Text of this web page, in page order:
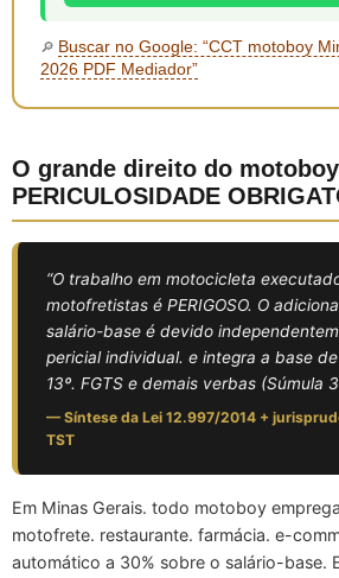
🔎 Buscar no Google: “CCT motoboy
2026 PDF Mediador”
O grande direito do
PERICULOSIDADE
“O trabalho em motocicleta
motofretistas é PERIGOSO. O
salário-base é devido
pericial individual. e integra a base
13º. FGTS e demais verbas (Súmula
— Síntese da Lei 12.997/2014 +
TST
Em Minas Gerais. todo motoboy
motofrete. restaurante. farmácia. e-
automático a 30% sobre o salário-base.